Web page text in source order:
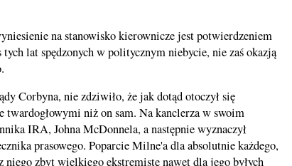
na stanowisko kierownicze jest potwierdzeniem
tych lat spędzonych w politycznym niebycie, nie zaś okazją
Corbyna, nie zdziwiło, że jak dotąd otoczył się
twardogłowymi niż on sam. Na kanclerza w swoim
IRA, Johna McDonnela, a następnie wyznaczył
prasowego. Poparcie Milne'a dla absolutnie każdego,
zbyt wielkiego ekstremistę nawet dla jego byłych